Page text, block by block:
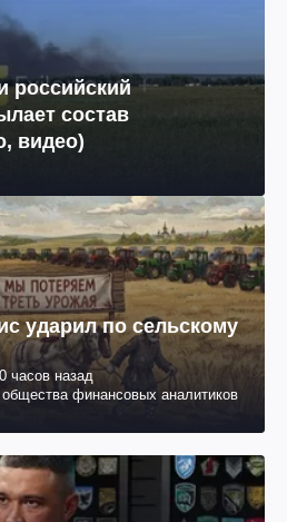
российский
состав
видео)
ударил по сельскому
часов назад
общества финансовых аналитиков